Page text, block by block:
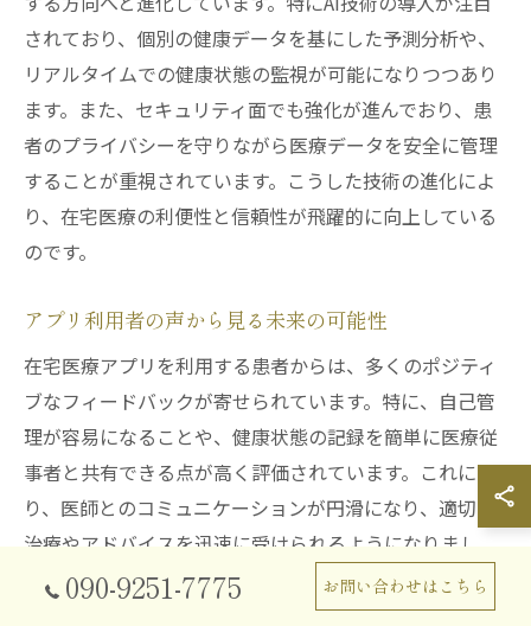
されており、個別の健康データを基にした予測分析や、
リアルタイムでの健康状態の監視が可能になりつつあり
ます。また、セキュリティ面でも強化が進んでおり、患
者のプライバシーを守りながら医療データを安全に管理
することが重視されています。こうした技術の進化によ
り、在宅医療の利便性と信頼性が飛躍的に向上している
のです。
アプリ利用者の声から見る未来の可能性
在宅医療アプリを利用する患者からは、多くのポジティ
ブなフィードバックが寄せられています。特に、自己管
理が容易になることや、健康状態の記録を簡単に医療従
事者と共有できる点が高く評価されています。これによ
り、医師とのコミュニケーションが円滑になり、適切な
治療やアドバイスを迅速に受けられるようになりまし
た。また、利用者の声はアプリの改善にもつながってお
り、今後はより多様なニーズに応える機能が追加される
090-9251-7775 お問い合わせはこちら